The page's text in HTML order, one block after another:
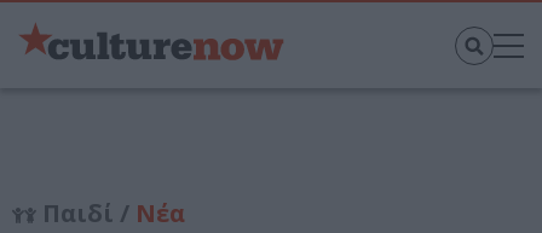
Παιδί / Νέα